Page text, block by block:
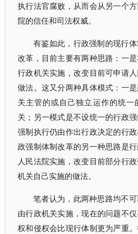
执行法官腐败，从而会从另一个
院的信任和司法权威。
有鉴如此，行政强制的现行
改革，目前主要有两种思路：一
行政机关实施，改变目前可申请
做法。这又分两种具体模式：一
关主管的或自己独立运作的统一
关；另一模式是不设统一的行政
强制执行仍由作出行政决定的行
政强制体制改革的另一种思路是
人民法院实施，改变目前部分行
机关自己实施的做法。
笔者认为，此两种思路均不
由行政机关实施，现在的问题不
权和侵权会比现行体制更为严重